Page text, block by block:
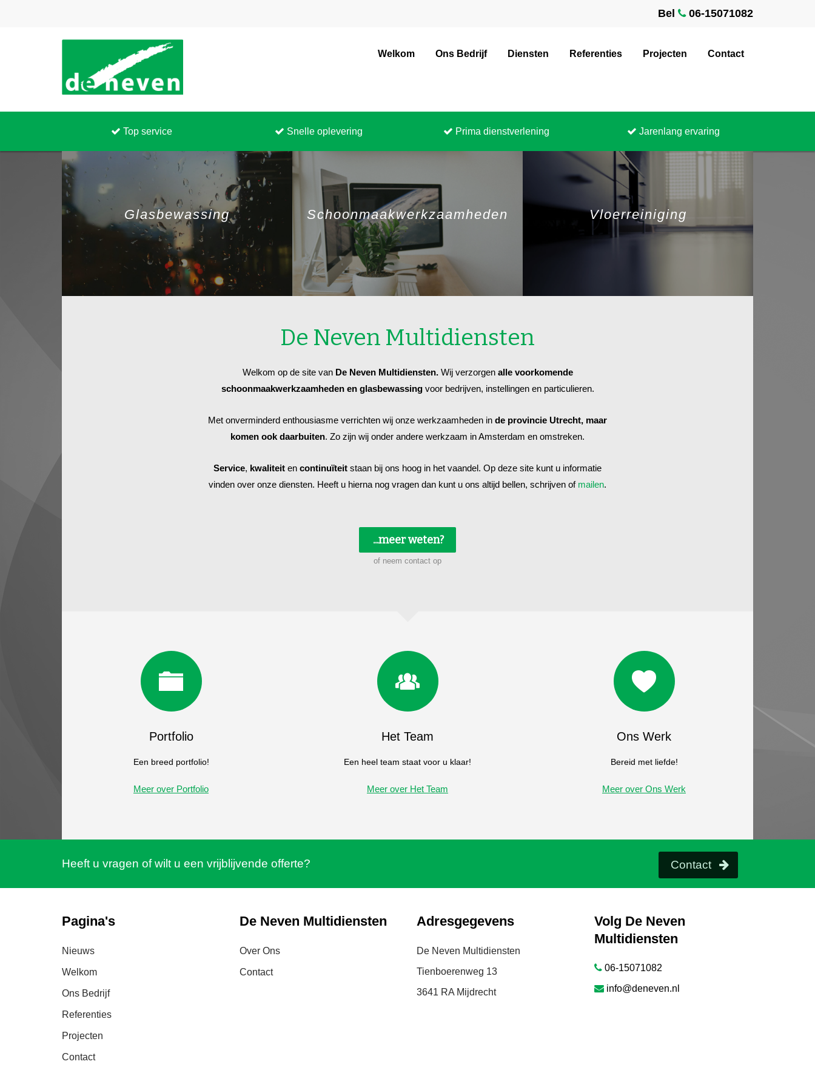
Bel 06-15071082
Welkom Ons Bedrijf Diensten Referenties Projecten Contact
Top service Snelle oplevering Prima dienstverlening Jarenlang ervaring
Glasbewassing Schoonmaakwerkzaamheden Vloerreiniging
De Neven Multidiensten
Welkom op de site van De Neven Multidiensten.Wij verzorgenalle voorkomende
schoonmaakwerkzaamheden en glasbewassingvoor bedrijven, instellingen en particulieren.
Met onverminderd enthousiasme verrichten wij onze werkzaamheden in de provincie Utrecht, maar
komen ook daarbuiten. Zo zijn wij onder andere werkzaam in Amsterdam en omstreken.
Service, kwaliteit en continuïteit staan bij ons hoog in het vaandel. Op deze site kunt u informatie
vinden over onze diensten. Heeft u hierna nog vragen dan kunt u ons altijd bellen, schrijven of mailen.
...meer weten?
of neem contact op
Portfolio
Een breed portfolio!
Meer over Portfolio
Het Team
Een heel team staat voor u klaar!
Meer over Het Team
Ons Werk
Bereid met liefde!
Meer over Ons Werk
Heeft u vragen of wilt u een vrijblijvende offerte? Contact
Pagina's
Nieuws
Welkom
Ons Bedrijf
Referenties
Projecten
Contact
De Neven Multidiensten
Over Ons
Contact
Adresgegevens
De Neven Multidiensten
Tienboerenweg 13
3641 RA Mijdrecht
Volg De Neven
Multidiensten
06-15071082
info@deneven.nl